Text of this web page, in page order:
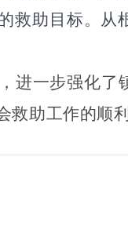
救助目标。从
进一步强化了
救助工作的顺